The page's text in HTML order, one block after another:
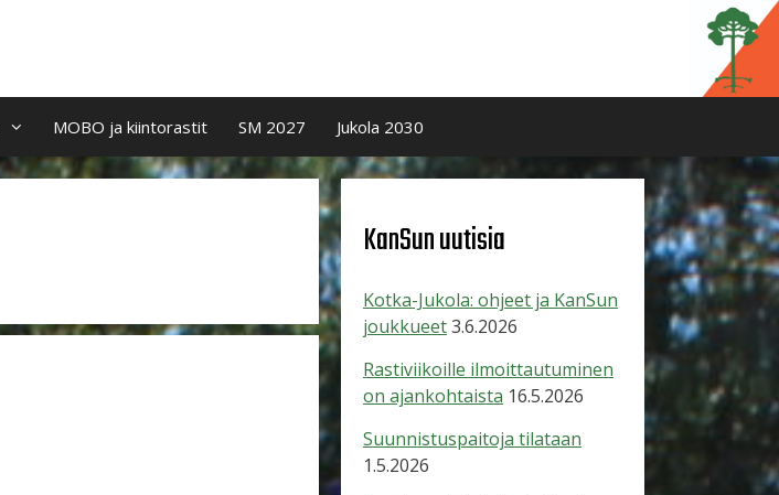
MOBO ja kiintorastit SM 2027 Jukola 2030
KanSun uutisia
Kotka-Jukola: ohjeet ja KanSun
joukkueet3.6.2026
Rastiviikoille ilmoittautuminen
on ajankohtaista 16.5.2026
Suunnistuspaitoja tilataan
1.5.2026